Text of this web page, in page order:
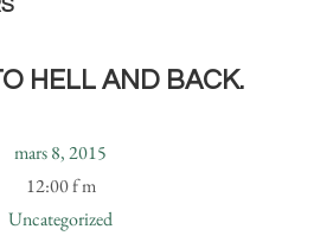
HELL AND BACK.
mars 8, 2015
12:00 f m
Uncategorized